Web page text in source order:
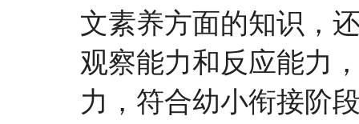
文素养方面的知识，
观察能力和反应能力
力，符合幼小衔接阶